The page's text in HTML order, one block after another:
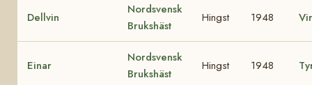
Dellvin
Nordsvensk
Brukshäst
Hingst 1948
Einar
Nordsvensk
Brukshäst
Hingst 1948